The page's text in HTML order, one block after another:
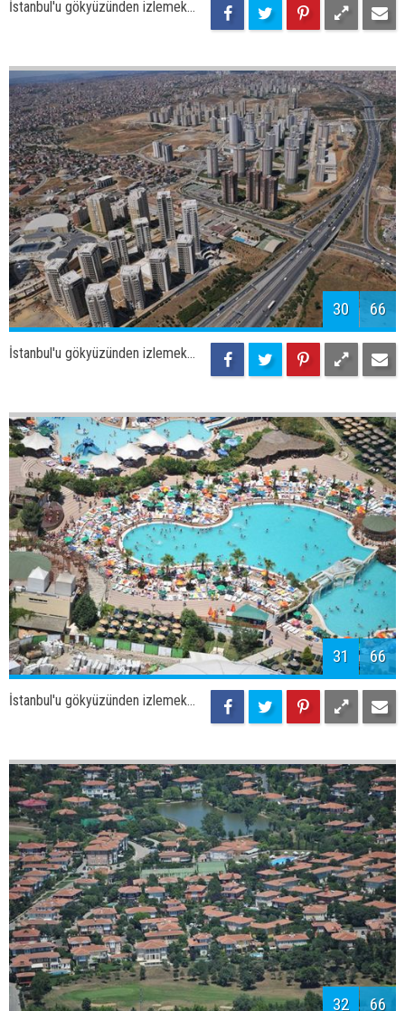
32 66
İstanbul'u gökyüzünden izlemek...
33 66
İstanbul'u gökyüzünden izlemek...
34 66
İstanbul'u gökyüzünden izlemek...